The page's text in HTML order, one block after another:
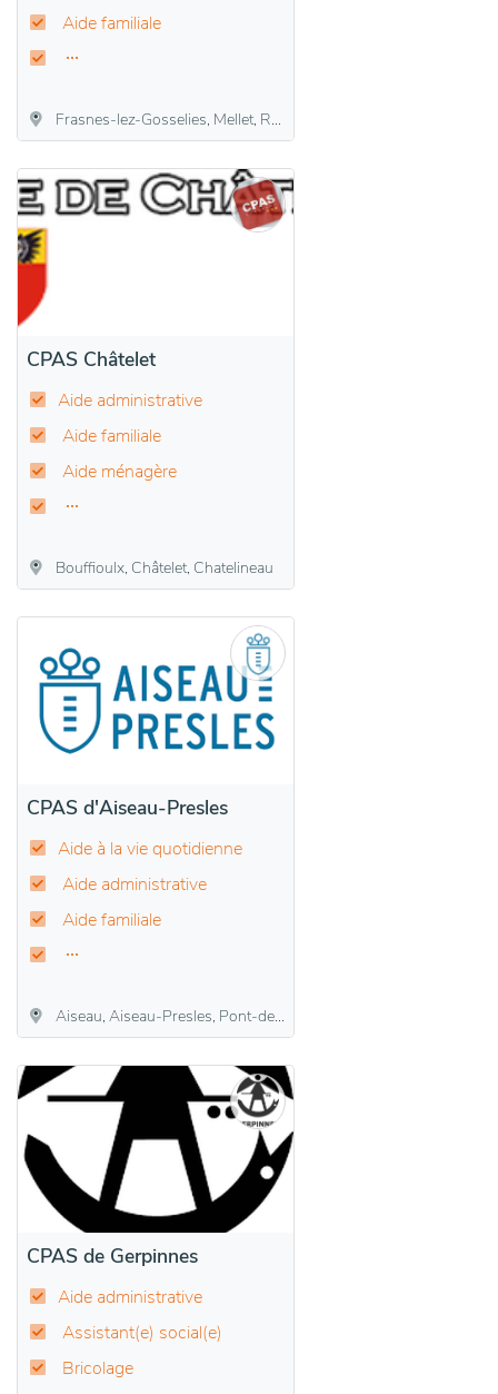
Aide familiale
Frasnes-lez-Gosselies, Mellet, Rêves, Villers-Perwin, Wayaux
CPAS Châtelet
Aide administrative
Aide familiale
Aide ménagère
Bouffioulx, Châtelet, Chatelineau
CPAS d'Aiseau-Presles
Aide à la vie quotidienne
Aide administrative
Aide familiale
Aiseau, Aiseau-Presles, Pont-de-Loup, Presles, Roselies
CPAS de Gerpinnes
Aide administrative
Assistant(e) social(e)
Bricolage